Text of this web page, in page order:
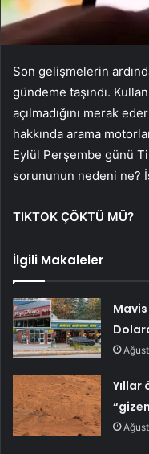
Son gelişmelerin
gündeme taşındı.
açılmadığını merak
hakkında arama
Eylül Perşembe günü
sorununun nedeni ne?
TIKTOK ÇÖKTÜ MÜ?
İlgili Makaleler